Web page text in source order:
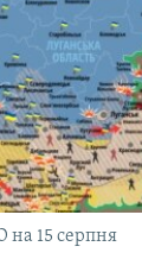
на 15 серпня